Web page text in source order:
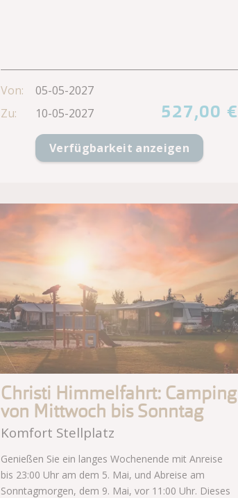
Von:
05-05-2027
Zu:
10-05-2027 527,00 €
Verfügbarkeit anzeigen
Christi Himmelfahrt: Camping
von Mittwoch bis Sonntag
Komfort Stellplatz
Genießen Sie ein langes Wochenende mit Anreise
bis 23:00 Uhr am dem 5. Mai, und Abreise am
Sonntagmorgen, dem 9. Mai, vor 11:00 Uhr. Dieses